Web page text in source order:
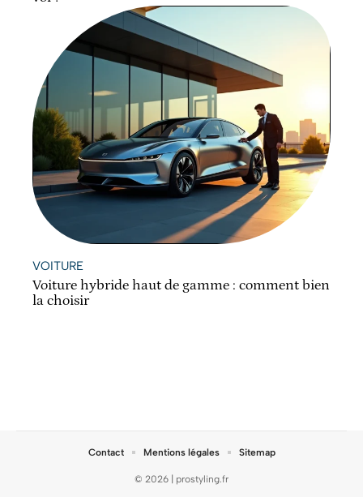
VOITURE
Voiture hybride haut de gamme : comment bien
la choisir
© 2026 | prostyling.fr
Contact Mentions légales Sitemap